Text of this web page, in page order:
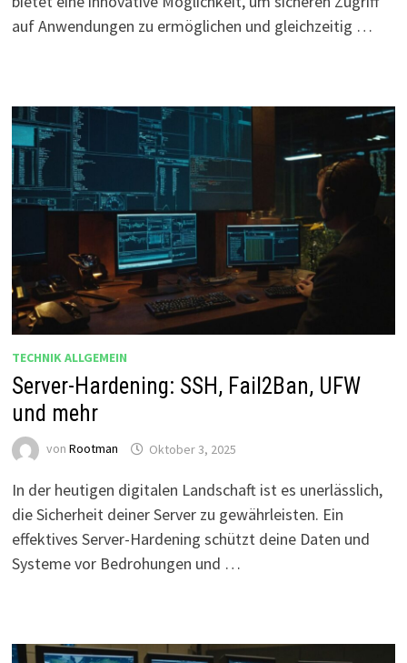
auf Anwendungen zu ermöglichen und gleichzeitig …
TECHNIK ALLGEMEIN
Server-Hardening: SSH, Fail2Ban, UFW
und mehr
von Rootman Oktober 3, 2025
In der heutigen digitalen Landschaft ist es unerlässlich,
die Sicherheit deiner Server zu gewährleisten. Ein
effektives Server-Hardening schützt deine Daten und
Systeme vor Bedrohungen und …